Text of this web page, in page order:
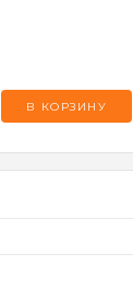
В КОРЗИНУ